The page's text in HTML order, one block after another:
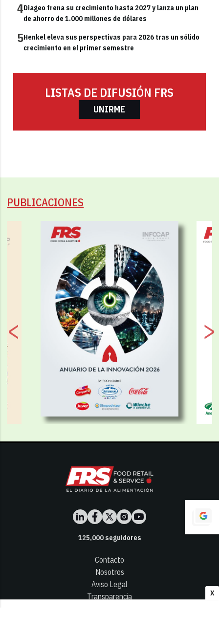
X
4Diageo frena su crecimiento hasta 2027 y lanza un plan
de ahorro de 1.000 millones de dólares
5Henkel eleva sus perspectivas para 2026 tras un sólido
crecimiento en el primer semestre
LISTAS DE DIFUSIÓN FRS
UNIRME
PUBLICACIONES
125,000seguidores
Contacto
Nosotros
Aviso Legal
Transparencia